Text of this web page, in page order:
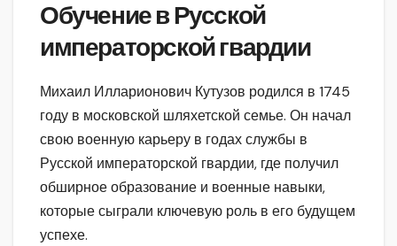
Обучение в Русской
императорской гвардии
Михаил Илларионович Кутузов родился в 1745
году в московской шляхетской семье. Он начал
свою военную карьеру в годах службы в
Русской императорской гвардии, где получил
обширное образование и военные навыки,
которые сыграли ключевую роль в его будущем
успехе.